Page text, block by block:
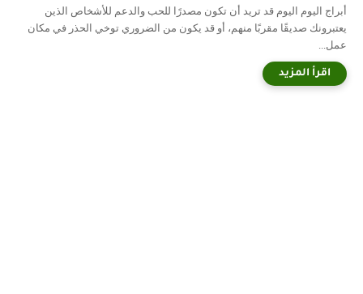
أبراج اليوم اليوم قد تريد أن تكون مصدرًا للحب والدعم للأشخاص الذين
يعتبرونك صديقًا مقربًا منهم، أو قد يكون من الضروري توخي الحذر في مكان
عمل...